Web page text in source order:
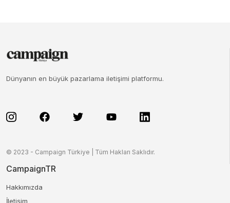
Dünyanın en büyük pazarlama iletişimi platformu.
© 2023 - Campaign Türkiye | Tüm Hakları Saklıdır.
CampaignTR
Hakkımızda
İletişim